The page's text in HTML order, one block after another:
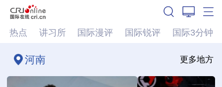
热点 讲习所 国际漫评 国际锐评 国际3分钟
河南 更多地方